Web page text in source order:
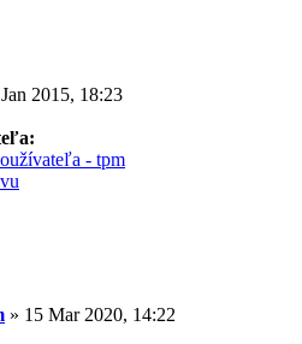
2015, 18:23
- tpm
» 15 Mar 2020, 14:22